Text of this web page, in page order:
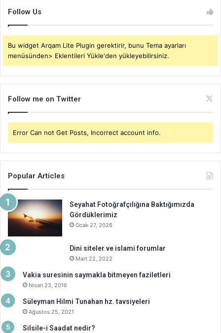
Follow Us
Bu widget Arqam Lite Plugin gerektirir, bunu Tema ayarları
menüsünden> Eklentileri Yükle'den yükleyebilirsiniz.
Follow me on Twitter
Error Can not Get Posts, Incorrect account info.
Popular Articles
Seyahat Fotoğrafçılığına Baktığımızda
Gördüklerimiz
Ocak 27, 2026
Dini siteler ve islami forumlar
Mart 22, 2022
Vakia suresinin saymakla bitmeyen faziletleri
Nisan 23, 2016
Süleyman Hilmi Tunahan hz. tavsiyeleri
Ağustos 25, 2021
Silsile-i Saadat nedir?